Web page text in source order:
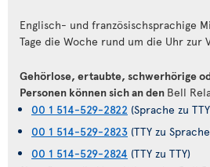
Englisch- und französischsprachige
Tage die Woche rund um die Uhr zur
Gehörlose, ertaubte, schwerhörige
Personen können sich an den Bell
00 1 514-529-2822 (Sprache zu
00 1 514-529-2823 (TTY zu
00 1 514-529-2824 (TTY zu TTY)